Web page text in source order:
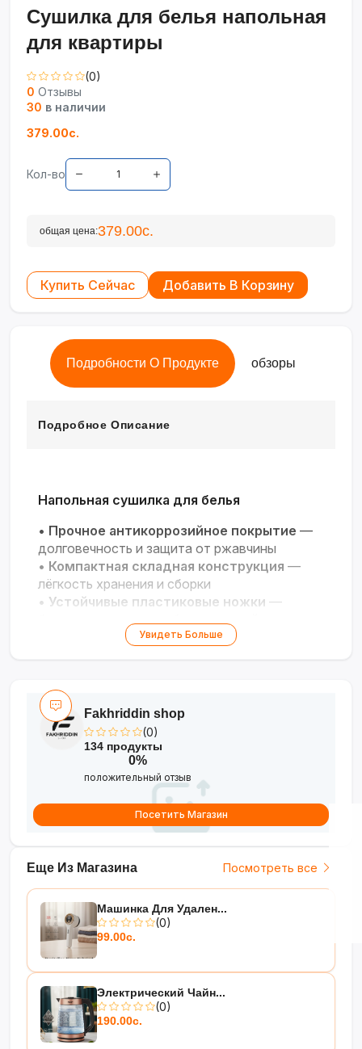
Сушилка для белья напольная
для квартиры
(0)
0 Отзывы
30 в наличии
379.00с.
Кол-во
общая цена:379.00с.
Купить Сейчас Добавить В Корзину
Подробности О Продукте обзоры
Подробное Описание
Напольная сушилка для белья
• Прочное антикоррозийное покрытие —
долговечность и защита от ржавчины
• Компактная складная конструкция —
лёгкость хранения и сборки
• Устойчивые пластиковые ножки —
Размеры под разные нужды
Увидеть Больше
Еще Из Магазина Посмотреть все
Машинка Для Удален...
(0)
99.00с.
Электрический Чайн...
(0)
190.00с.
Fakhriddin shop
(0)
134 продукты
0%
положительный отзыв
Посетить Магазин